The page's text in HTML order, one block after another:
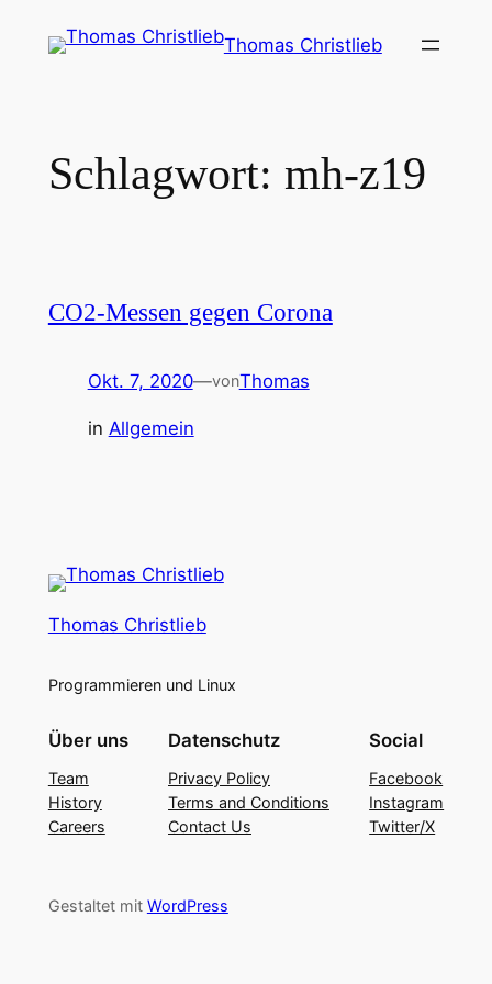
Inhalt
Thomas Christlieb
Schlagwort: mh-z19
CO2-Messen gegen Corona
Okt. 7, 2020—vonThomas
in Allgemein
Thomas Christlieb
Programmieren und Linux
Über uns
Team
History
Careers
Datenschutz
Privacy Policy
Terms and Conditions
Contact Us
Social
Facebook
Instagram
Twitter/X
Gestaltet mit WordPress